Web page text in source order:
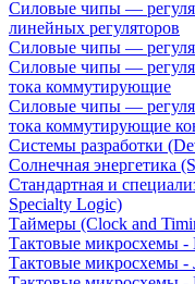
Силовые чипы —
линейных регуляторов
Силовые чипы —
Силовые чипы —
тока коммутирующие
Силовые чипы —
тока коммутирующие
Системы разработки
Солнечная энергетика
Стандартная и
Specialty Logic)
Таймеры (Clock and
Тактовые микросхемы -
Тактовые микросхемы -